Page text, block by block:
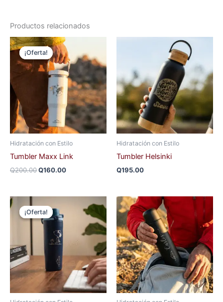
Productos relacionados
¡Oferta!
¡Oferta!
Hidratación con Estilo
Tumbler Maxx Link
Q200.00
El
precio
original
era:
Q200.00.
Q160.00
precio
actual
es:
Q160.00.
Hidratación con Estilo
Tumbler Helsinki
Q195.00
¡Oferta!
¡Oferta!precio
original
era:
Q250.00.
precio
actual
Q200.00.